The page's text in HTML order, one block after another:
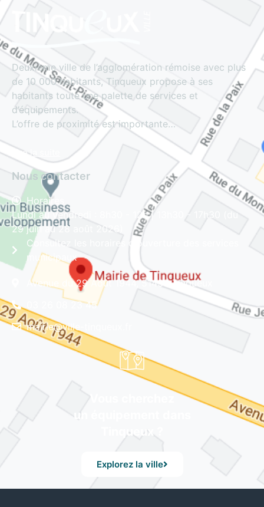
Deuxième ville de l’agglomération rémoise avec plus
de 10 000 habitants, Tinqueux propose à ses
habitants toute une palette de services et
d’équipements.
L’offre de proximité est importante…
Lire la suite
Nous contacter
Horaires
Lundi au vendredi : 8h30 - 12h | 13h30 - 17h30 (du
29 juin au 28 août 2026)
Consultez les horaires d'ouverture des services
municipaux
Avenue du 29 Août 1944, 51430 Tinqueux
03 26 08 23 45
mairie@ville-tinqueux.fr
Vous cherchez
un équipement dans
Tinqueux ?
Explorez la ville